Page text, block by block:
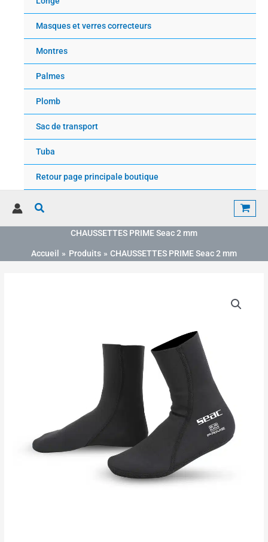
Masques et verres correcteurs
Montres
Palmes
Plomb
Sac de transport
Tuba
Retour page principale boutique
Rechercher
CHAUSSETTES PRIME Seac 2 mm
Accueil Produits CHAUSSETTES PRIME Seac 2 mm